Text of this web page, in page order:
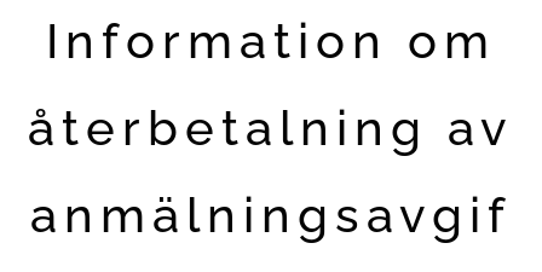
Information om
återbetalning av
anmälningsavgif